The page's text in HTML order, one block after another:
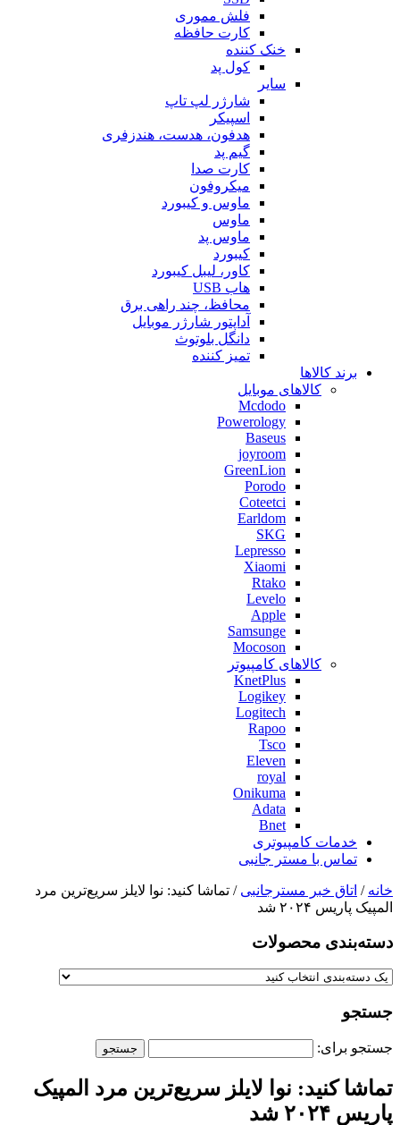
فلش مموری
کارت حافظه
خنک کننده
کول پد
سایر
شارژر لپ تاپ
اسپیکر
هدفون، هدست، هندزفری
گیم پد
کارت صدا
میکروفون
ماوس و کیبورد
ماوس
ماوس پد
کیبورد
کاور، لیبل کیبورد
هاب USB
محافظ، چند راهی برق
آداپتور شارژر موبایل
دانگل بلوتوث
تمیز کننده
برند کالاها
کالاهای موبایل
Mcdodo
Powerology
Baseus
joyroom
GreenLion
Porodo
Coteetci
Earldom
SKG
Lepresso
Xiaomi
Rtako
Levelo
Apple
Samsunge
Mocoson
کالاهای کامپیوتر
KnetPlus
Logikey
Logitech
Rapoo
Tsco
Eleven
royal
Onikuma
Adata
Bnet
خدمات کامپیوتری
تماس با مستر جانبی
خانه / اتاق خبر مسترجانبی / تماشا کنید: نوا لایلز سریع‌ترین مرد
المپیک پاریس ۲۰۲۴ شد
دسته‌بندی‌ محصولات
جستجو
جستجو برای:
تماشا کنید: نوا لایلز سریع‌ترین مرد المپیک
پاریس ۲۰۲۴ شد